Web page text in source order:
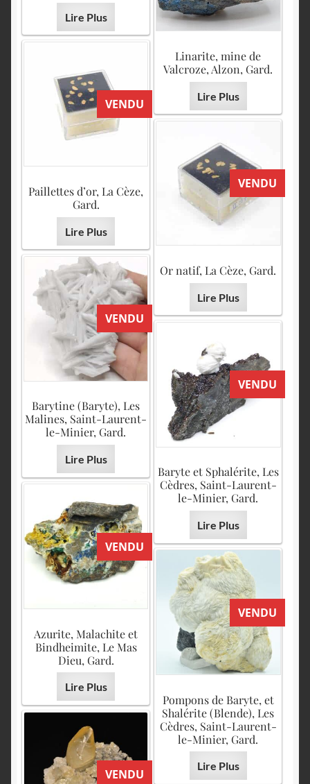
Lire Plus
Linarite, mine de
Valcroze, Alzon, Gard.
Lire Plus
VENDU
Paillettes d’or, La Cèze,
Gard.
Lire Plus
VENDU
Or natif, La Cèze, Gard.
Lire Plus
VENDU
Barytine (Baryte), Les
Malines, Saint-Laurent-
le-Minier, Gard.
Lire Plus
VENDU
Baryte et Sphalérite, Les
Cèdres, Saint-Laurent-
le-Minier, Gard.
Lire Plus
VENDU
Azurite, Malachite et
Bindheimite, Le Mas
Dieu, Gard.
Lire Plus
VENDU
Pompons de Baryte, et
Shalérite (Blende), Les
Cèdres, Saint-Laurent-
le-Minier, Gard.
Lire Plus
VENDU